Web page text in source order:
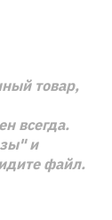
товар,
всегда.
и
файл.